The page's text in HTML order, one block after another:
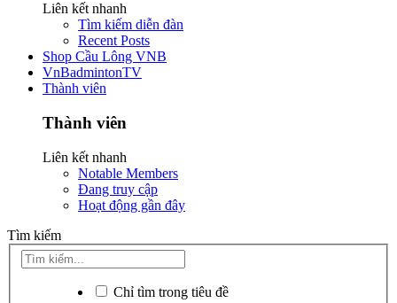
Liên kết nhanh
Tìm kiếm diễn đàn
Recent Posts
Shop Cầu Lông VNB
VnBadmintonTV
Thành viên
Thành viên
Liên kết nhanh
Notable Members
Đang truy cập
Hoạt động gần đây
Tìm kiếm
Chỉ tìm trong tiêu đề